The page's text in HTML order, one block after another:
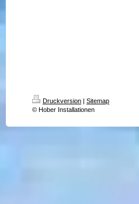
Druckversion | Sitemap
© Hober Installationen